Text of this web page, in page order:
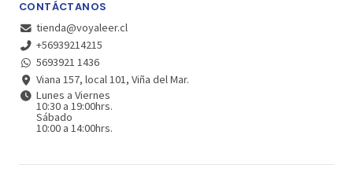
CONTÁCTANOS
tienda@voyaleer.cl
+56939214215
5693921 1436
Viana 157, local 101, Viña del Mar.
Lunes a Viernes
10:30 a 19:00hrs.
Sábado
10:00 a 14:00hrs.